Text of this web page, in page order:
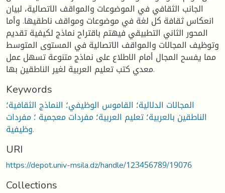
الجانب الثقافي في الموضوعات والمواقف الاتصالية، لبيان
انعكاس ثقافة كل لغة في موضوعات ومواقف ناطقيها. وأما
المحور الثاني التطبيقي فيهتم باقتراح نماذج لكيفية تقديم
وتوظيف المجالات والمواقف الاتصالية في المستوى المتوسط
مما يفسح المجال أمام الاطلاع على نماذج متنوعة تسهل عمل
معدي كتب تعليم العربية لغير الناطقين بها.
Keywords
المجالات الدلالية؛ القاموس الوظيفي؛ النماذج الثقافية؛
الناطقين بالعربية؛ تعليم العربية؛ مفردات معجمية ؛ مفردات
وظيفية.
URI
https://depot.univ-msila.dz/handle/123456789/19076
Collections